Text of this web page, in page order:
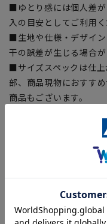
■ゆとり感には個人差
入の目安としてご利用く
■生地や仕様・デザイ
干の誤差が生じる場合
■サイズスペックは仕
部、商品現物におすす
商品もございます。
加減により、実際の商
■店舗や各モールサイ
■お急ぎ発送のご注文
よってはお急ぎ発送サ